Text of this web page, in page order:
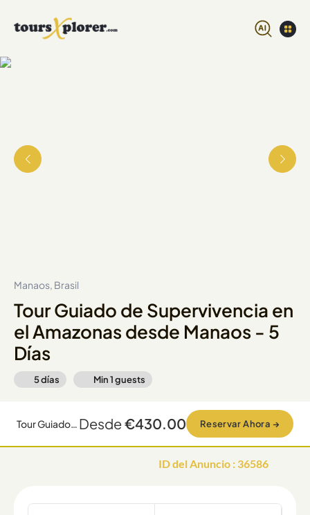
Manaos, Brasil
Tour Guiado de Supervivencia en
el Amazonas desde Manaos - 5
Días
5 días Min1guests
Tour Guiado de Supervivencia en el Amazonas desde Manaos - 5 Días Desde€430.00 Reservar Ahora →
ID del Anuncio : 36586